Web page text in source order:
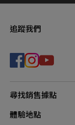
追蹤我們
尋找銷售據點
體驗地點